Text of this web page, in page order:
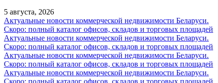
5 августа, 2026
Актуальные новости коммерческой недвижимости Беларуси.
Скоро: полный каталог офисов, складов и торговых площадей
Актуальные новости коммерческой недвижимости Беларуси.
Скоро: полный каталог офисов, складов и торговых площадей
Актуальные новости коммерческой недвижимости Беларуси.
Скоро: полный каталог офисов, складов и торговых площадей
Актуальные новости коммерческой недвижимости Беларуси.
Скоро: полный каталог офисов, складов и торговых площадей